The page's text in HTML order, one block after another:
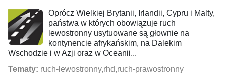
Oprócz Wielkiej Brytanii, Irlandii, Cypru i Malty,
państwa w których obowiązuje ruch
lewostronny usytuowane są głownie na
kontynencie afrykańskim, na Dalekim
Wschodzie i w Azji oraz w Oceanii...
Tematy: ruch-lewostronny,rhd,ruch-prawostronny